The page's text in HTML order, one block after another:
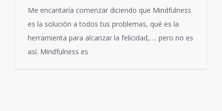
Me encantaría comenzar diciendo que Mindfulness
es la solución a todos tus problemas, qué es la
herramienta para alcanzar la felicidad,…. pero no es
así. Mindfulness es